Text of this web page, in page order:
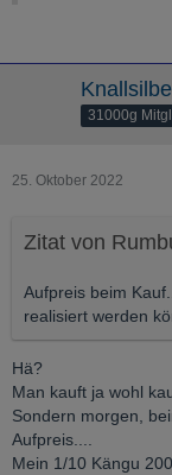
31000g
25. Oktober 2022
Zitat von
Aufpreis beim
realisiert werden
Hä?
Man kauft ja wohl
Sondern morgen,
Aufpreis....
Mein 1/10 Kängu